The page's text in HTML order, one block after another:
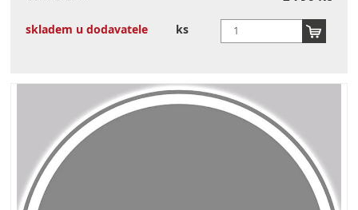
skladem u dodavatele ks